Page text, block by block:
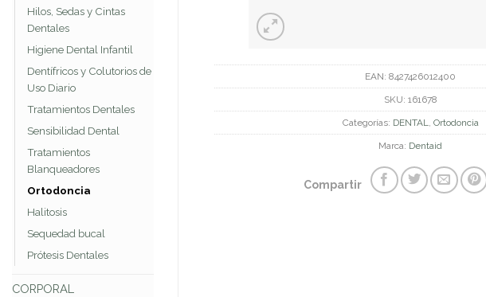
Hilos, Sedas y Cintas
Dentales
Higiene Dental Infantil
Dentífricos y Colutorios de
Uso Diario
Tratamientos Dentales
Sensibilidad Dental
Tratamientos
Blanqueadores
Ortodoncia
Halitosis
Sequedad bucal
Prótesis Dentales
CORPORAL
EAN:8427426012400
SKU: 161678
Categorías: DENTAL, Ortodoncia
Marca: Dentaid
Compartir